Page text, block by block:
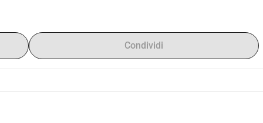
come le spese per il visto, le pratiche
e in Tunisia. Ogni gesto, per quanto piccolo, è un
Condividi